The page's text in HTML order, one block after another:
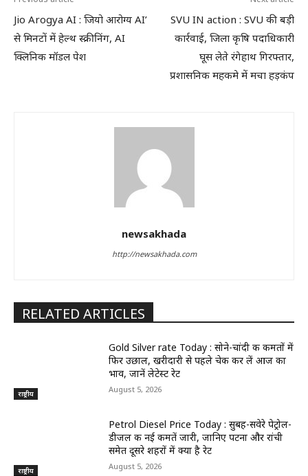
Jio Arogya AI : जियो आरोग्य AI’
से मिनटों में हेल्थ स्क्रीनिंग, AI
क्लिनिक मॉडल पेश
SVU IN action : SVU की बड़ी
कार्रवाई, जिला कृषि पदाधिकारी
घूस लेते रंगेहाथ गिरफ्तार,
प्रशासनिक महकमे में मचा हड़कंप
newsakhada
http://newsakhada.com
RELATED ARTICLES
राष्ट्रीय
Gold Silver rate Today : सोने-चांदी की कीमतों में
फिर उछाल, खरीदारी से पहले चेक कर लें आज का
भाव, जानें लेटेस्ट रेट
August 5, 2026
राष्ट्रीय
Petrol Diesel Price Today : सुबह-सवेरे पेट्रोल-
डीजल की नई कीमतें जारी, जानिए पटना और रांची
समेत दूसरे शहरों में क्या है रेट
August 5, 2026